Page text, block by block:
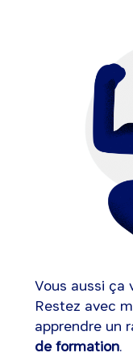
Vous aussi ça
Restez avec
apprendre un
de formation.